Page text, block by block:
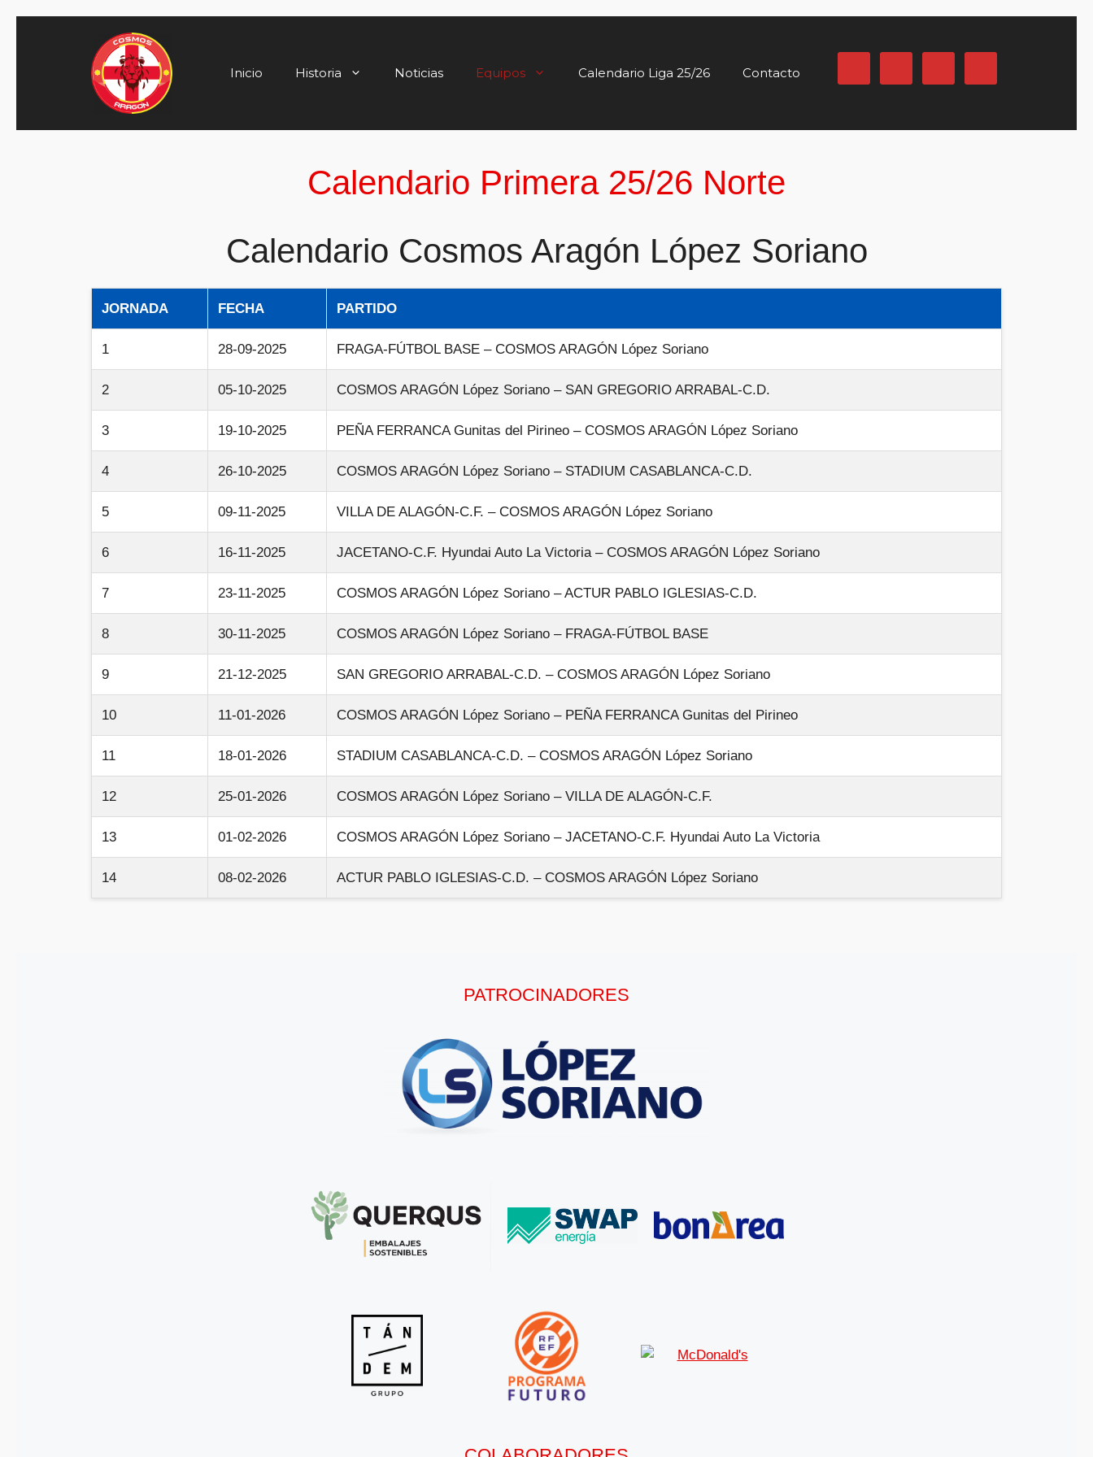
Inicio Historia Noticias Equipos Calendario Liga 25/26 Contacto
Calendario Primera 25/26 Norte
Calendario Cosmos Aragón López Soriano
JORNADA FECHA PARTIDO
1 28-09-2025 FRAGA-FÚTBOL BASE – COSMOS ARAGÓN López Soriano
2 05-10-2025 COSMOS ARAGÓN López Soriano – SAN GREGORIO ARRABAL-C.D.
3 19-10-2025 PEÑA FERRANCA Gunitas del Pirineo – COSMOS ARAGÓN López Soriano
4 26-10-2025 COSMOS ARAGÓN López Soriano – STADIUM CASABLANCA-C.D.
5 09-11-2025 VILLA DE ALAGÓN-C.F. – COSMOS ARAGÓN López Soriano
6 16-11-2025 JACETANO-C.F. Hyundai Auto La Victoria – COSMOS ARAGÓN López Soriano
7 23-11-2025 COSMOS ARAGÓN López Soriano – ACTUR PABLO IGLESIAS-C.D.
8 30-11-2025 COSMOS ARAGÓN López Soriano – FRAGA-FÚTBOL BASE
9 21-12-2025 SAN GREGORIO ARRABAL-C.D. – COSMOS ARAGÓN López Soriano
10 11-01-2026 COSMOS ARAGÓN López Soriano – PEÑA FERRANCA Gunitas del Pirineo
11 18-01-2026 STADIUM CASABLANCA-C.D. – COSMOS ARAGÓN López Soriano
12 25-01-2026 COSMOS ARAGÓN López Soriano – VILLA DE ALAGÓN-C.F.
13 01-02-2026 COSMOS ARAGÓN López Soriano – JACETANO-C.F. Hyundai Auto La Victoria
14 08-02-2026 ACTUR PABLO IGLESIAS-C.D. – COSMOS ARAGÓN López Soriano
PATROCINADORES